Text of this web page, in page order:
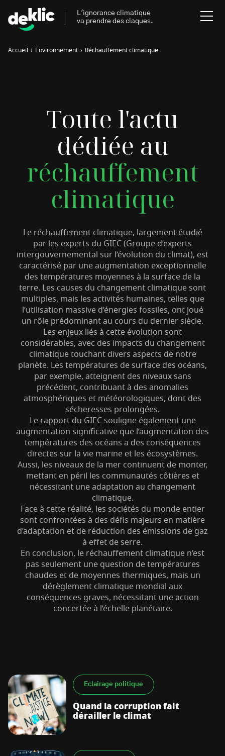
Accueil › Environnement › Réchauffement climatique
Toute l'actu
dédiée au
réchauffement
climatique
Le réchauffement climatique, largement étudié
par les experts du GIEC (Groupe d’experts
intergouvernemental sur l’évolution du climat), est
caractérisé par une augmentation exceptionnelle
des températures moyennes à la surface de la
terre. Les causes du changement climatique sont
multiples, mais les activités humaines, telles que
l’utilisation massive d’énergies fossiles, ont joué
un rôle prédominant au cours du dernier siècle.
Les enjeux liés à cette évolution sont
considérables, avec des impacts du changement
climatique touchant divers aspects de notre
planète. Les températures de surface des océans,
par exemple, atteignent des niveaux sans
précédent, contribuant à des anomalies
atmosphériques et météorologiques, dont des
sécheresses prolongées.
Le rapport du GIEC souligne également une
augmentation significative que l’augmentation des
températures des océans a des conséquences
directes sur la vie marine et les écosystèmes.
Aussi, les niveaux de la mer continuent de monter,
mettant en péril les communautés côtières et
nécessitant une adaptation au changement
climatique.
Face à cette réalité, les sociétés du monde entier
sont confrontées à des défis majeurs en matière
d’adaptation et de réduction des émissions de gaz
à effet de serre.
En conclusion, le réchauffement climatique n’est
pas seulement une question de températures
chaudes et de moyennes thermiques, mais un
dérèglement climatique mondial aux
conséquences graves, nécessitant une action
concertée à l’échelle planétaire.
Eclairage politique
Quand la corruption fait
dérailler le climat
L'ignorance climatique
va prendre des claques.
Aides, bons plans & cie
Énergies renouvelables
Mobilités durables
Gestes écologiques
S’abonner à la newsletter
Les mots clés les plus
recherchés sur Deklic
Transition Écologique deklic kids
interview Volte-face influenceur.se